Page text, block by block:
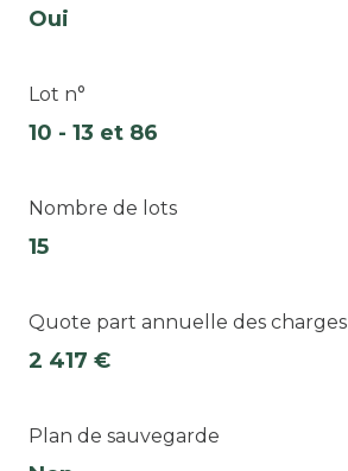
Oui
Lot n°
10 - 13 et 86
Nombre de lots
15
Quote part annuelle des charges
2 417 €
Plan de sauvegarde